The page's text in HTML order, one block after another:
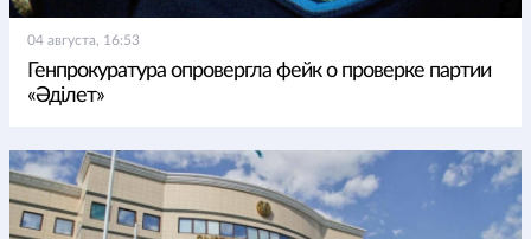
04 августа, 16:53
Генпрокуратура опровергла фейк о проверке партии
«Әділет»